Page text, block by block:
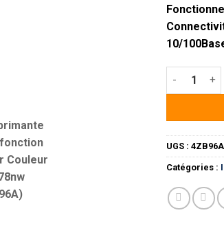
10/
quantité
UGS : 4ZB96A
Catégories :